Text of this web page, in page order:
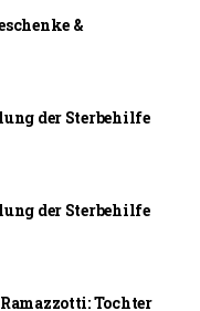
&
der Sterbehilfe
der Sterbehilfe
Tochter